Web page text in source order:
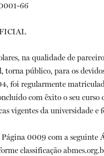
66
na qualidade de
torna público, para os
foi regularmente
com êxito o seu
vigentes da universidade
0009 com a seguinte
classificação